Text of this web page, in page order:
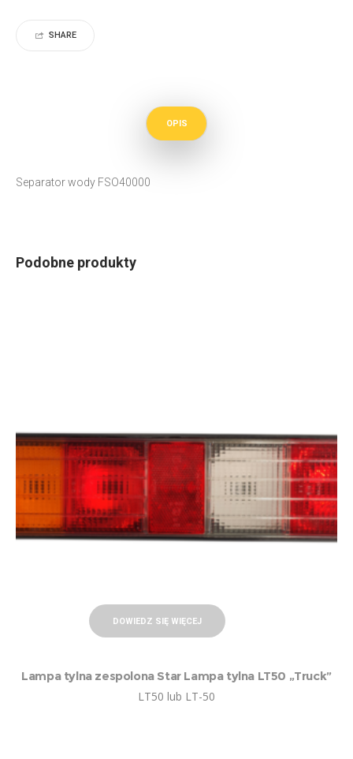
SHARE
OPIS
Separator wody FSO40000
Podobne produkty
DOWIEDZ SIĘ WIĘCEJ
Lampa tylna zespolona Star Lampa tylna LT50 „Truck”
LT50 lub LT-50